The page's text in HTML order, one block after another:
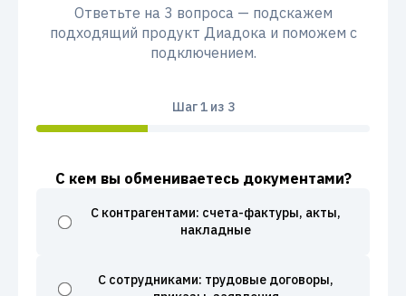
Ответьте на 3 вопроса — подскажем
подходящий продукт Диадока и поможем с
подключением.
Шаг1из 3
С кем вы обмениваетесь документами?
С контрагентами: счета-фактуры, акты,
накладные
С сотрудниками: трудовые договоры,